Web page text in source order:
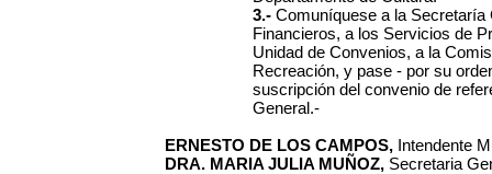
3.- Comuníquese a la
Financieros, a los Servicios de
Unidad de Convenios, a la
Recreación, y pase - por su
suscripción del convenio de
General.-
ERNESTO DE LOS CAMPOS, Intendente
DRA. MARIA JULIA MUÑOZ, Secretaria